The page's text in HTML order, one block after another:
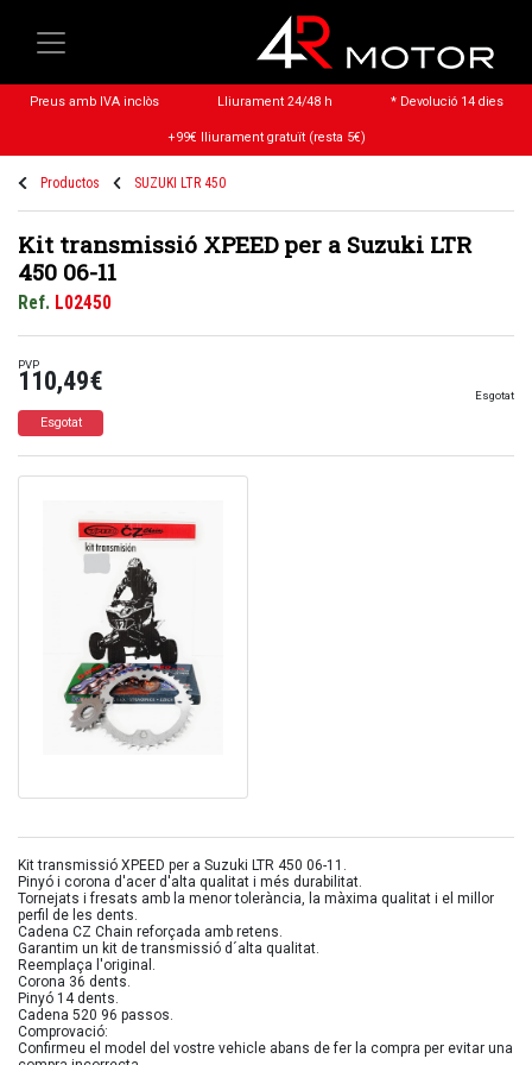
Preus amb IVA inclòs Lliurament 24/48 h * Devolució 14 dies
+99€ lliurament gratuït (resta 5€)
Productos SUZUKI LTR 450
Kit transmissió XPEED per a Suzuki LTR
450 06-11
Ref. L02450
PVP
110,49€
Esgotat
Esgotat
Kit transmissió XPEED per a Suzuki LTR 450 06-11.
Pinyó i corona d'acer d'alta qualitat i més durabilitat.
Tornejats i fresats amb la menor tolerància, la màxima qualitat i el millor
perfil de les dents.
Cadena CZ Chain reforçada amb retens.
Garantim un kit de transmissió d´alta qualitat.
Reemplaça l'original.
Corona 36 dents.
Pinyó 14 dents.
Cadena 520 96 passos.
Comprovació:
Confirmeu el model del vostre vehicle abans de fer la compra per evitar una